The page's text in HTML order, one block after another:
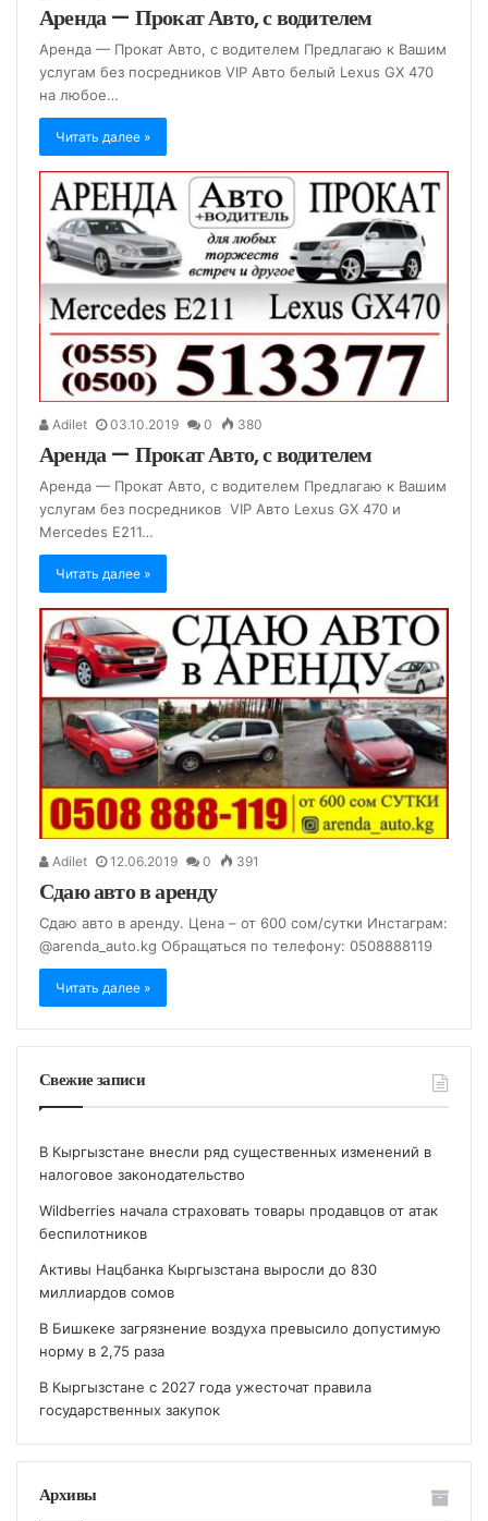
Аренда — Прокат Авто, с водителем
Аренда — Прокат Авто, с водителем Предлагаю к Вашим
услугам без посредников VIP Авто белый Lexus GX 470
на любое…
Читать далее »
Adilet 03.10.2019 0 380
Аренда — Прокат Авто, с водителем
Аренда — Прокат Авто, с водителем Предлагаю к Вашим
услугам без посредников VIP Авто Lexus GX 470 и
Mercedes E211…
Читать далее »
Adilet 12.06.2019 0 391
Сдаю авто в аренду
Сдаю авто в аренду. Цена – от 600 сом/сутки Инстаграм:
@arenda_auto.kg Обращаться по телефону: 0508888119
Читать далее »
Свежие записи
В Кыргызстане внесли ряд существенных изменений в
налоговое законодательство
Wildberries начала страховать товары продавцов от атак
беспилотников
Активы Нацбанка Кыргызстана выросли до 830
миллиардов сомов
В Бишкеке загрязнение воздуха превысило допустимую
норму в 2,75 раза
В Кыргызстане с 2027 года ужесточат правила
государственных закупок
Архивы